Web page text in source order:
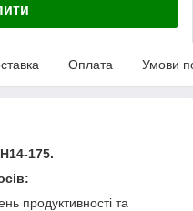
Оплата Умови
175.
продуктивності та